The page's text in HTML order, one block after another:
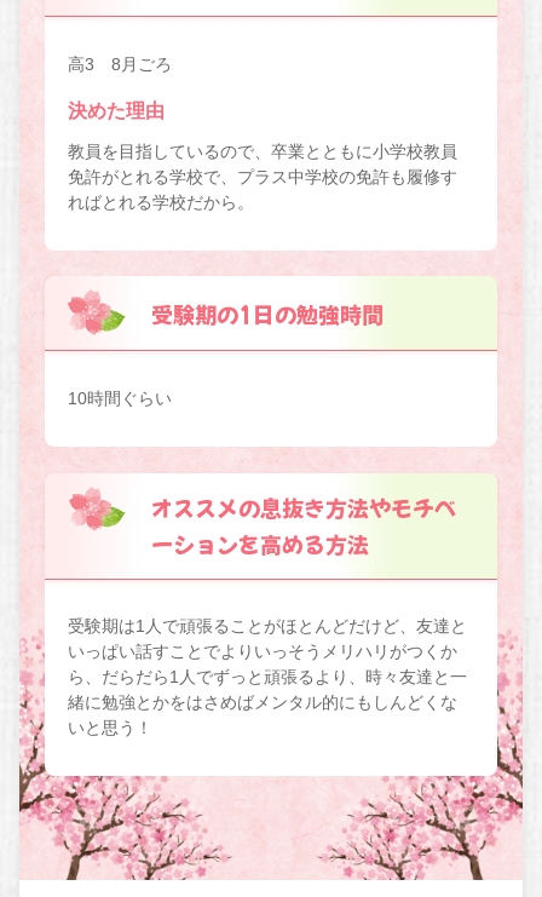
高3 8月ごろ
決めた理由
教員を目指しているので、卒業とともに小学校教員
免許がとれる学校で、プラス中学校の免許も履修す
ればとれる学校だから。
受験期の1日の勉強時間
10時間ぐらい
オススメの息抜き方法やモチベ
ーションを高める方法
受験期は1人で頑張ることがほとんどだけど、友達と
いっぱい話すことでよりいっそうメリハリがつくか
ら、だらだら1人でずっと頑張るより、時々友達と一
緒に勉強とかをはさめばメンタル的にもしんどくな
いと思う！